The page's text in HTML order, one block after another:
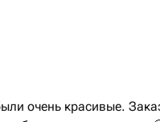
очень красивые.